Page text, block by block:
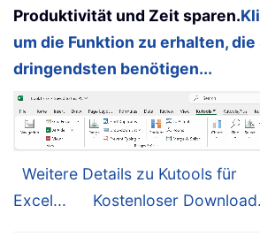
Produktivität und Zeit sparen.
um die Funktion zu erhalten, die
dringendsten benötigen...
Weitere Details zu Kutools für
Excel...
Kostenloser